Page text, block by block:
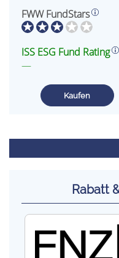
FWW FundStars
ISS ESG Fund Rating
—
Kaufen
Rabatt